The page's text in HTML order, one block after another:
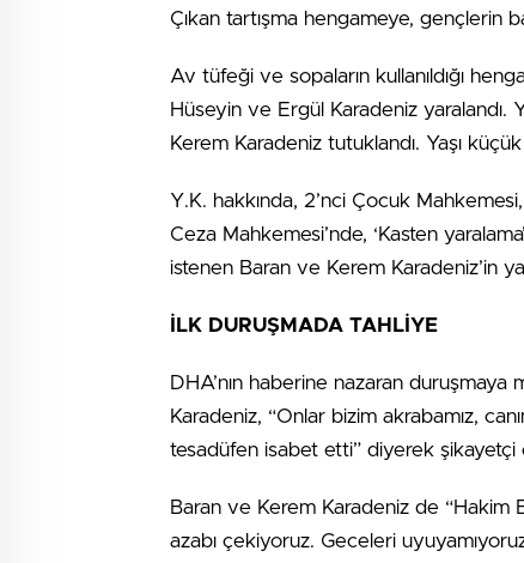
Çıkan tartışma hengameye, gençlerin
Av tüfeği ve sopaların kullanıldığı
Hüseyin ve Ergül Karadeniz yaralandı.
Kerem Karadeniz tutuklandı. Yaşı
Y.K. hakkında, 2’nci Çocuk
Ceza Mahkemesi’nde, ‘Kasten
istenen Baran ve Kerem Karadeniz’in
İLK DURUŞMADA TAHLİYE
DHA’nın haberine nazaran
Karadeniz, “Onlar bizim akrabamız,
tesadüfen isabet etti” diyerek şikayetçi
Baran ve Kerem Karadeniz de “Hakim
azabı çekiyoruz. Geceleri